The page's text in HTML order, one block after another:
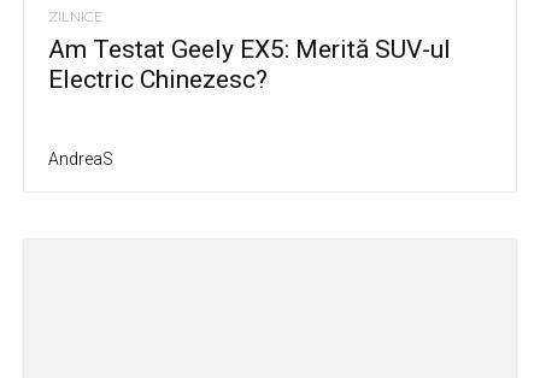
ZILNICE
Am Testat Geely EX5: Merită SUV-ul
Electric Chinezesc?
AndreaS